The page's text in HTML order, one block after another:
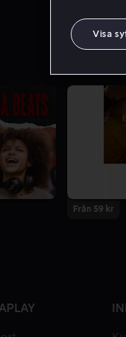
Från 59 kr
Visa